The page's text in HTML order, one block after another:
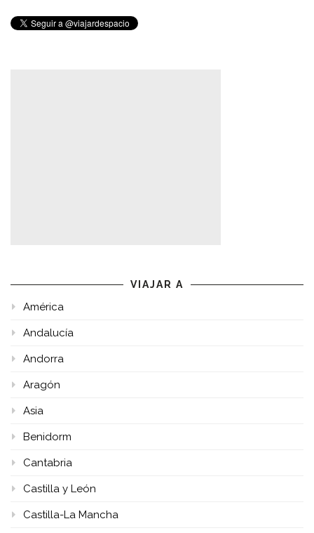
VIAJAR A
América
Andalucía
Andorra
Aragón
Asia
Benidorm
Cantabria
Castilla y León
Castilla-La Mancha